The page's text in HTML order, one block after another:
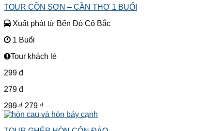
TOUR CỒN SƠN – CẦN THƠ 1 BUỔI
Xuất phát từ Bến Đò Cô Bắc
1 Buổi
Tour khách lẻ
299 đ
279 đ
299₫ Giá
gốc
279 ₫
hiện